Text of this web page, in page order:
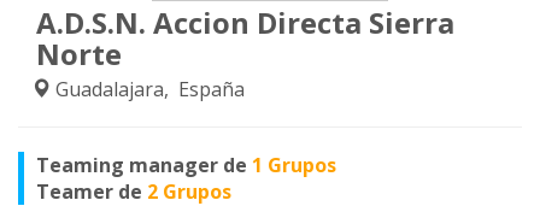
A.D.S.N. Accion Directa Sierra
Norte
Guadalajara, España
Teaming manager de 1 Grupos
Teamer de 2 Grupos